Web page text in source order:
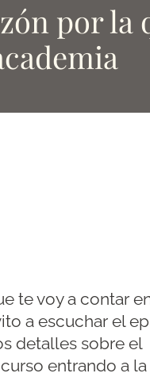
por la
te voy a contar
a escuchar el
detalles sobre el
entrando a la